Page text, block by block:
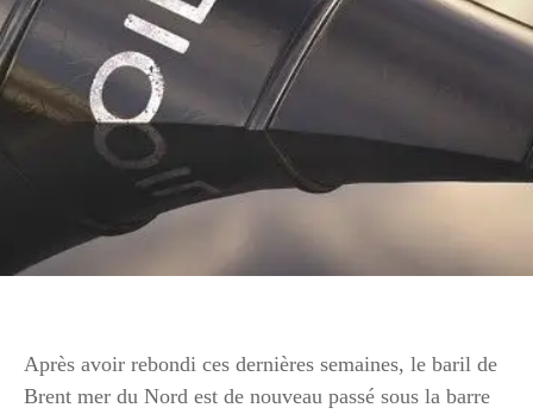
Après avoir rebondi ces dernières semaines, le baril de
Brent mer du Nord est de nouveau passé sous la barre